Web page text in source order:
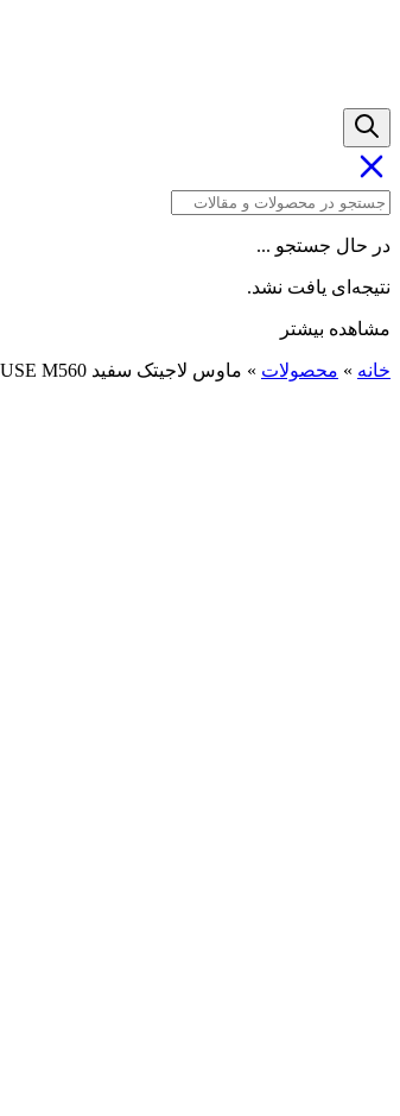
در حال جستجو ...
نتیجه‌ای یافت نشد.
مشاهده بیشتر
خانه » محصولات » ماوس لاجیتک سفید MOUSE M560